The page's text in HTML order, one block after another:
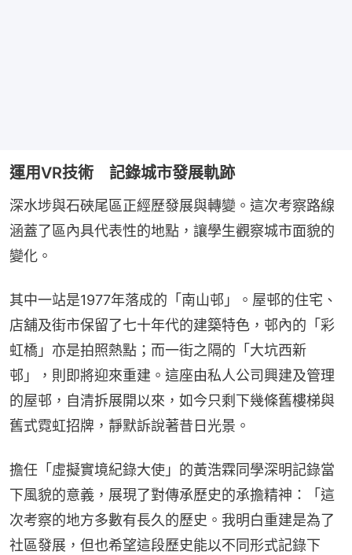
運用VR技術 記錄城市發展軌跡
深水埗與石硤尾區正經歷發展與轉變。這次考察路線
涵蓋了區內具代表性的地點，讓學生觀察城市面貌的
變化。
其中一站是1977年落成的「南山邨」。屋邨的住宅、
店舖及街市保留了七十年代的建築特色，邨內的「彩
虹橋」亦是拍照熱點；而一街之隔的「大坑西新
邨」，則即將迎來重建。這座由私人公司興建及管理
的屋邨，自清拆展開以來，如今只剩下幾條舊樓梯與
舊式霓虹招牌，靜默訴說著昔日光景。
擔任「虛擬實境紀錄大使」的黃浩霖同學深明記錄當
下風貌的意義，展現了對傳承歷史的承擔精神：「這
次考察的地方多數有長久的歷史。我明白重建是為了
社區發展，但也希望這段歷史能以不同形式記錄下